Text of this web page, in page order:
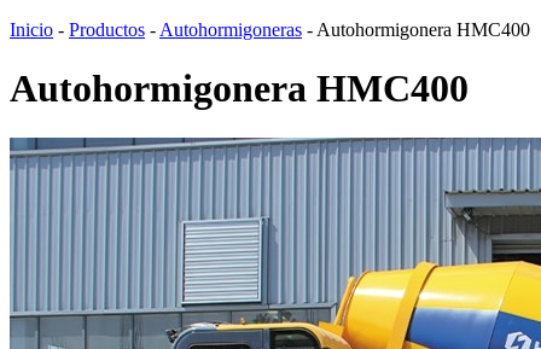
Inicio - Productos - Autohormigoneras - Autohormigonera HMC400
Autohormigonera HMC400